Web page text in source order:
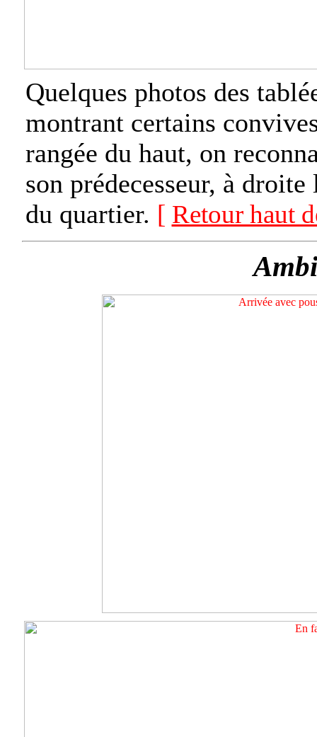
Quelques photos des
montrant certains
rangée du haut, on
son prédecesseur, à
du quartier. [ Retour haut